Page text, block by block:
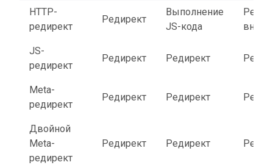
HTTP-
редирект
Редирект
Выполнение
JS-кода
JS-
редирект
Редирект Редирект
Meta-
редирект
Редирект Редирект
Двойной
Meta-
редирект
Редирект Редирект